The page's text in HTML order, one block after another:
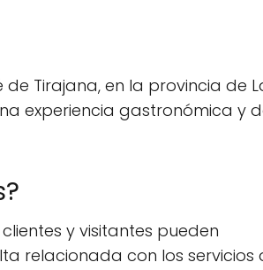
Tirajana, en la provincia de
experiencia gastronómica y
y visitantes pueden
relacionada con los servicios